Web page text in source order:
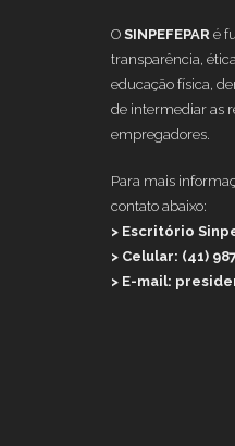
O SINPEFEPAR é
transparência,
educação física,
de intermediar as
empregadores.
Para mais
contato abaixo:
> Escritório
> Celular: (41)
> E-mail: